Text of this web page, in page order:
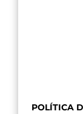
POLÍTICA